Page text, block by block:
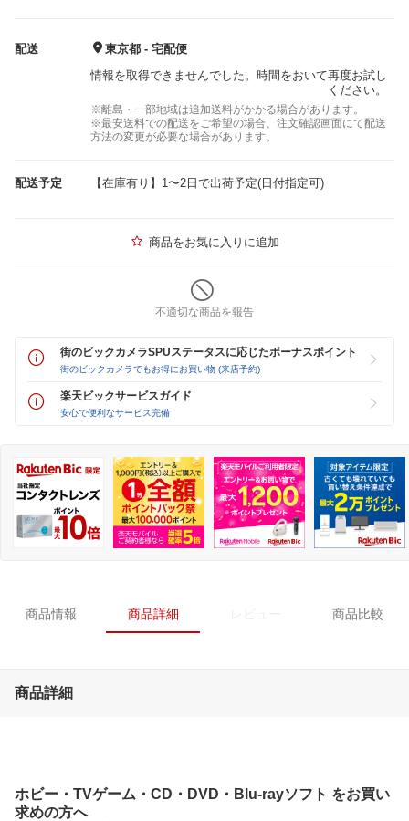
配送
東京都 - 宅配便
情報を取得できませんでした。時間をおいて再度お試し
ください。
※離島・一部地域は追加送料がかかる場合があります。
※最安送料での配送をご希望の場合、注文確認画面にて配送
方法の変更が必要な場合があります。
配送予定 【在庫有り】1〜2日で出荷予定(日付指定可)
商品をお気に入りに追加
不適切な商品を報告
街のビックカメラSPUステータスに応じたボーナスポイント
街のビックカメラでもお得にお買い物 (来店予約)
楽天ビックサービスガイド
安心で便利なサービス完備
商品情報 商品詳細 商品比較
商品詳細
ホビー・TVゲーム・CD・DVD・Blu-rayソフト をお買い
求めの方へ